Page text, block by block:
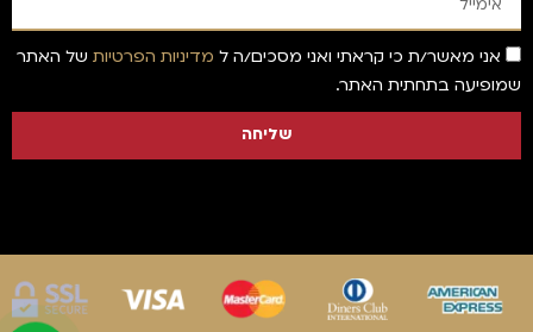
אני מאשר/ת כי קראתי ואני מסכים/ה ל מדיניות הפרטיות של האתר
שמופיעה בתחתית האתר.
שליחה